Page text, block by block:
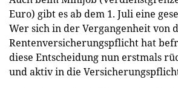
Euro) gibt es ab dem 1. Juli eine
Wer sich in der Vergangenheit von
Rentenversicherungspflicht hat
diese Entscheidung nun erstmals
und aktiv in die